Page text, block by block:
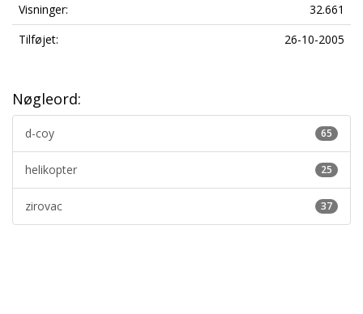
Visninger:
32.661
Tilføjet:
26-10-2005
Nøgleord:
65
d-coy
25
helikopter
37
zirovac